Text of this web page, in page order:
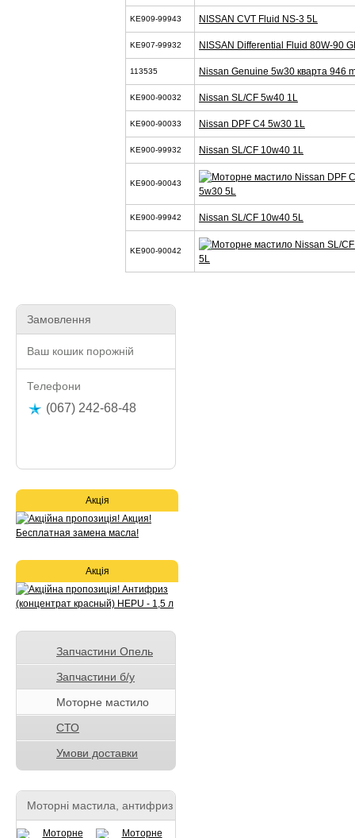
KE909-99943 NISSAN CVT Fluid NS-3 5L
KE907-99932 NISSAN Differential Fluid 80W-90
113535 Nissan Genuine 5w30 кварта 946
KE900-90032 Nissan SL/CF 5w40 1L
KE900-90033 Nissan DPF C4 5w30 1L
KE900-99932 Nissan SL/CF 10w40 1L
KE900-90043
5w30 5L
KE900-99942 Nissan SL/CF 10w40 5L
KE900-90042
5L
Замовлення
Ваш кошик порожній
Телефони
(067) 242-68-48
Акція
Акція
Запчастини Опель
Запчастини б/у
Моторне мастило
СТО
Умови доставки
Моторні мастила, антифриз